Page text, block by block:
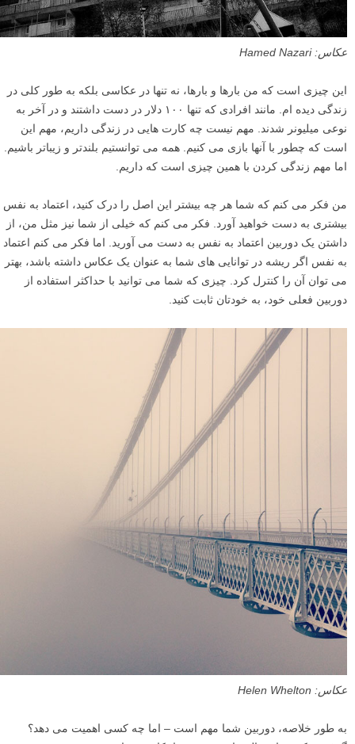
عکاس: Hamed Nazari
این چیزی است که من بارها و بارها، نه تنها در عکاسی بلکه به طور کلی در
زندگی دیده ام. مانند افرادی که تنها ۱۰۰ دلار در دست داشتند و در آخر به
نوعی میلیونر شدند. مهم نیست چه کارت هایی در زندگی داریم، مهم این
است که چطور با آنها بازی می کنیم. همه می توانستیم بلندتر و زیباتر باشیم.
اما مهم زندگی کردن با همین چیزی است که داریم.
من فکر می کنم که شما هر چه بیشتر این اصل را درک کنید، اعتماد به نفس
بیشتری به دست خواهید آورد. فکر می کنم که خیلی از شما نیز مثل من، از
داشتن یک دوربین اعتماد به نفس به دست می آورید. اما فکر می کنم اعتماد
به نفس اگر ریشه در توانایی های شما به عنوان یک عکاس داشته باشد، بهتر
می توان آن را کنترل کرد. چیزی که شما می توانید با حداکثر استفاده از
دوربین فعلی خود، به خودتان ثابت کنید.
عکاس: Helen Whelton
به طور خلاصه، دوربین شما مهم است – اما چه کسی اهمیت می دهد؟